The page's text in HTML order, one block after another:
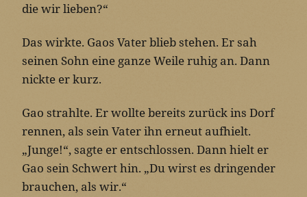
die wir lieben?“
Das wirkte. Gaos Vater blieb stehen. Er sah
seinen Sohn eine ganze Weile ruhig an. Dann
nickte er kurz.
Gao strahlte. Er wollte bereits zurück ins Dorf
rennen, als sein Vater ihn erneut aufhielt.
„Junge!“, sagte er entschlossen. Dann hielt er
Gao sein Schwert hin. „Du wirst es dringender
brauchen, als wir.“